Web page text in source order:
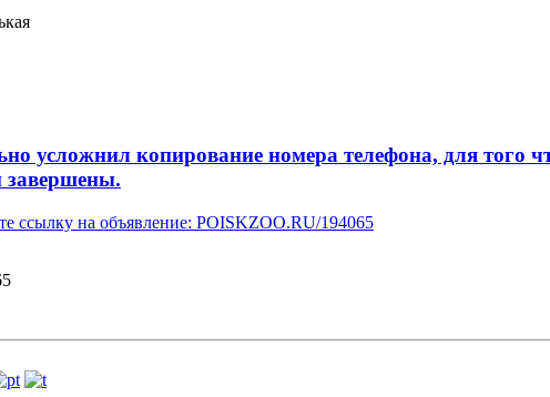
копирование номера телефона, для того
завершены.
ссылку на объявление: POISKZOO.RU/194065